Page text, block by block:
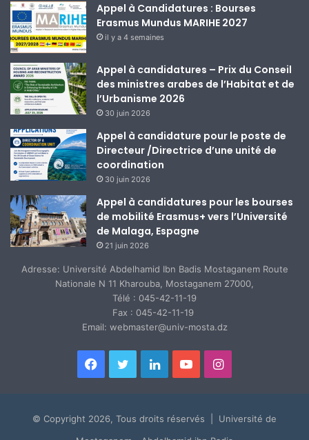
Appel à Candidatures : Bourses
Erasmus Mundus MARIHE 2027
il y a 4 semaines
Appel à candidatures – Prix du Conseil
des ministres arabes de l’Habitat et de
l’Urbanisme 2026
30 juin 2026
Appel à candidature pour le poste de
Directeur /Directrice d’une unité de
coordination
30 juin 2026
Appel à candidatures pour les bourses
de mobilité Erasmus+ vers l’Université
de Malaga, Espagne
21 juin 2026
Adresse: Université Abdelhamid Ibn Badis Mostaganem Route
Nationale N 11 Kharouba, Mostaganem 27000,
Télé : 045-42-11-19
Fax : 045-42-11-19
Email: webmaster@univ-mosta.dz
Facebook
TwitterLinkedinYouTubeInstagram
© Copyright 2026, Tous droits réservés | Université de